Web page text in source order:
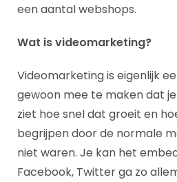
een aantal webshops.
Wat is videomarketing?
Videomarketing is eigenlijk
gewoon mee te maken dat
ziet hoe snel dat groeit en
begrijpen door de normale
niet waren. Je kan het
Facebook, Twitter ga zo